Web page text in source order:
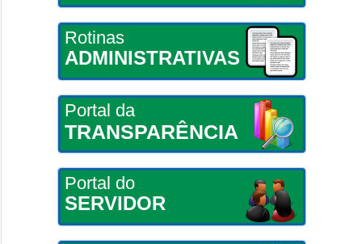
Rotinas
ADMINISTRATIVAS
Portal da
TRANSPARÊNCIA
Portal do
SERVIDOR